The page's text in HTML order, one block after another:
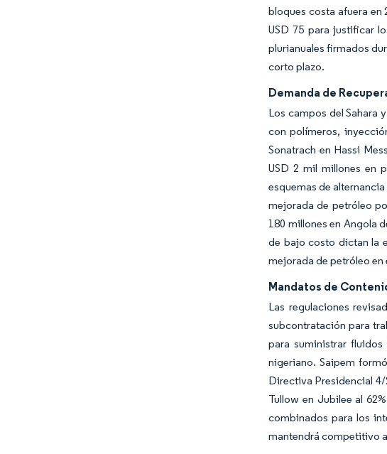
bloques costa afuera en
USD 75 para justificar
plurianuales firmados
corto plazo.
Demanda de
Los campos del Sahara
con polímeros,
Sonatrach en Hassi
USD 2 mil millones en
esquemas de
mejorada de petróleo
180 millones en Angola
de bajo costo dictan la
mejorada de petróleo
Mandatos de
Las regulaciones
subcontratación para
para suministrar
nigeriano. Saipem
Directiva Presidencial
Tullow en Jubilee al
combinados para los
mantendrá competitivo